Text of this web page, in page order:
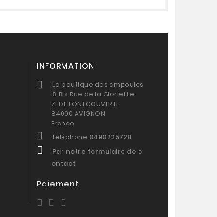
INFORMATION
La boutique des ampoules
8 Bis Rue de la Gloriette
ZI DE FONTCOUVERTE
84000 AVIGNON
France
téléphone 0490225728
Par notre formulaire de c
ontact
Paiement